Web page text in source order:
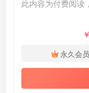
此内容为付费阅读
￥
永久会员